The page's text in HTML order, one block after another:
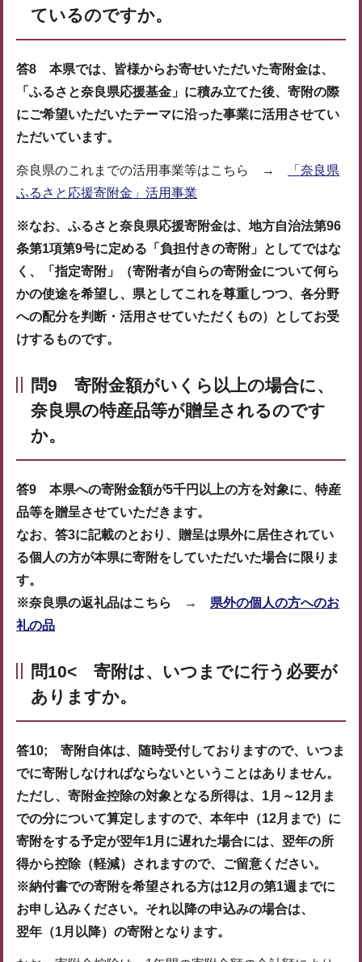
ているのですか。
答8 本県では、皆様からお寄せいただいた寄附金は、
「ふるさと奈良県応援基金」に積み立てた後、寄附の際
にご希望いただいたテーマに沿った事業に活用させてい
ただいています。
奈良県のこれまでの活用事業等はこちら →
「奈良県
ふるさと応援寄附金」活用事業
※なお、ふるさと奈良県応援寄附金は、地方自治法第96
条第1項第9号に定める「負担付きの寄附」としてではな
く、「指定寄附」（寄附者が自らの寄附金について何ら
かの使途を希望し、県としてこれを尊重しつつ、各分野
への配分を判断・活用させていただくもの）としてお受
けするものです。
問9 寄附金額がいくら以上の場合に、
奈良県の特産品等が贈呈されるのです
か。
答9 本県への寄附金額が5千円以上の方を対象に、特産
品等を贈呈させていただきます。
なお、答3に記載のとおり、贈呈は県外に居住されてい
る個人の方が本県に寄附をしていただいた場合に限りま
す。
※奈良県の返礼品はこちら → 県外の個人の方へのお
礼の品
問10< 寄附は、いつまでに行う必要が
ありますか。
答10; 寄附自体は、随時受付しておりますので、いつま
でに寄附しなければならないということはありません。
ただし、寄附金控除の対象となる所得は、1月～12月ま
での分について算定しますので、本年中（12月まで）に
寄附をする予定が翌年1月に遅れた場合には、翌年の所
得から控除（軽減）されますので、ご留意ください。
※納付書での寄附を希望される方は12月の第1週までに
お申し込みください。それ以降の申込みの場合は、
翌年（1月以降）の寄附となります。